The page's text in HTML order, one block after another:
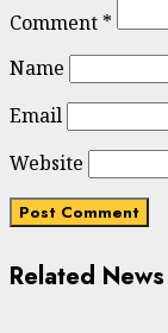
Comment *
Name
Email
Website
Related News